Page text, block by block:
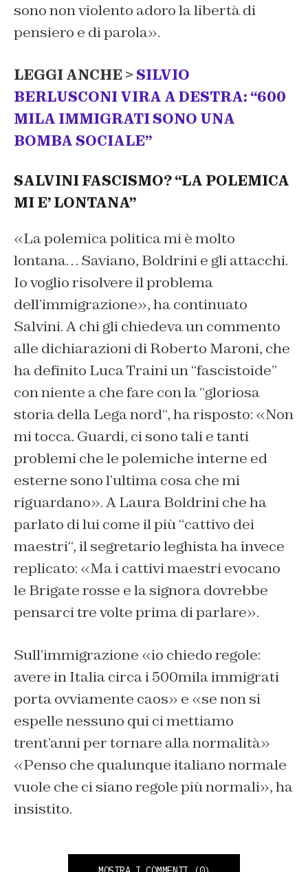
sono non violento adoro la libertà di
pensiero e di parola».
LEGGI ANCHE > SILVIO
BERLUSCONI VIRA A DESTRA: “600
MILA IMMIGRATI SONO UNA
BOMBA SOCIALE”
SALVINI FASCISMO? “LA POLEMICA
MI E’ LONTANA”
«La polemica politica mi è molto
lontana… Saviano, Boldrini e gli attacchi.
Io voglio risolvere il problema
dell’immigrazione», ha continuato
Salvini. A chi gli chiedeva un commento
alle dichiarazioni di Roberto Maroni, che
ha definito Luca Traini un “fascistoide”
con niente a che fare con la “gloriosa
storia della Lega nord“, ha risposto: «Non
mi tocca. Guardi, ci sono tali e tanti
problemi che le polemiche interne ed
esterne sono l’ultima cosa che mi
riguardano». A Laura Boldrini che ha
parlato di lui come il più “cattivo dei
maestri“, il segretario leghista ha invece
replicato: «Ma i cattivi maestri evocano
le Brigate rosse e la signora dovrebbe
pensarci tre volte prima di parlare».
Sull’immigrazione «io chiedo regole:
avere in Italia circa i 500mila immigrati
porta ovviamente caos» e «se non si
espelle nessuno qui ci mettiamo
trent’anni per tornare alla normalità»
«Penso che qualunque italiano normale
vuole che ci siano regole più normali», ha
insistito.